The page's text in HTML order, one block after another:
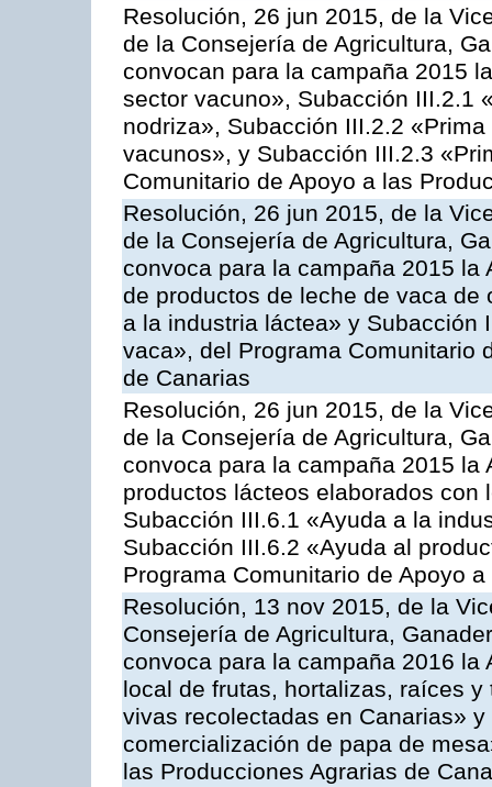
Resolución, 26 jun 2015, de la
de la Consejería de Agricultura,
convocan para la campaña 2015
sector vacuno», Subacción III.2.1
nodriza», Subacción III.2.2
vacunos», y Subacción III.2.3
Comunitario de Apoyo a las
Resolución, 26 jun 2015, de la
de la Consejería de Agricultura,
convoca para la campaña 2015
de productos de leche de vaca
a la industria láctea» y Subacción
vaca», del Programa Comunitario
de Canarias
Resolución, 26 jun 2015, de la
de la Consejería de Agricultura,
convoca para la campaña 2015
productos lácteos elaborados
Subacción III.6.1 «Ayuda a la
Subacción III.6.2 «Ayuda al
Programa Comunitario de Apoyo
Resolución, 13 nov 2015, de la
Consejería de Agricultura,
convoca para la campaña 2016
local de frutas, hortalizas, raíces
vivas recolectadas en Canarias»
comercialización de papa de
las Producciones Agrarias de